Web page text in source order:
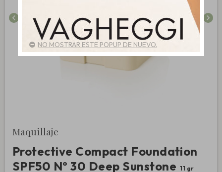
chevron_left chevron_right
Maquillaje
Protective Compact Foundation
SPF50 Nº 30 Deep Sunstone 11 gr
NO MOSTRAR ESTE POPUP DE NUEVO.